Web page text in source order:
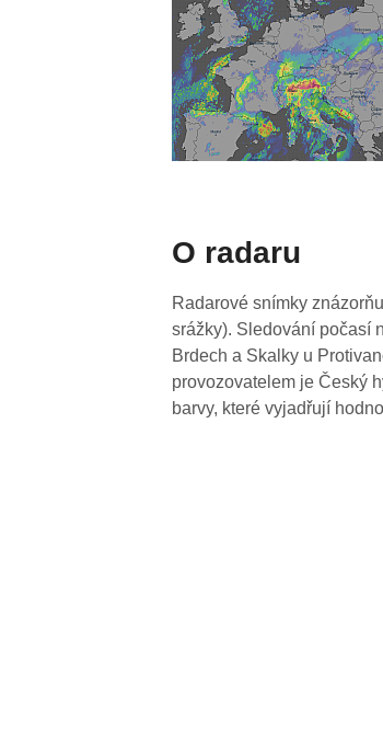
O radaru
Radarové snímky
srážky). Sledování počasí
Brdech a Skalky u
provozovatelem je Český
barvy, které vyjadřují